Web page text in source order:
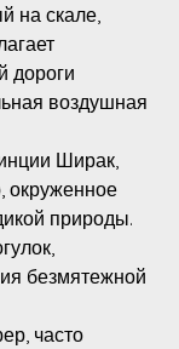
на скале,
дороги
воздушная
Ширак,
окруженное
природы.
безмятежной
часто